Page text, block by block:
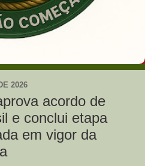
2026
acordo de
e conclui etapa
em vigor da